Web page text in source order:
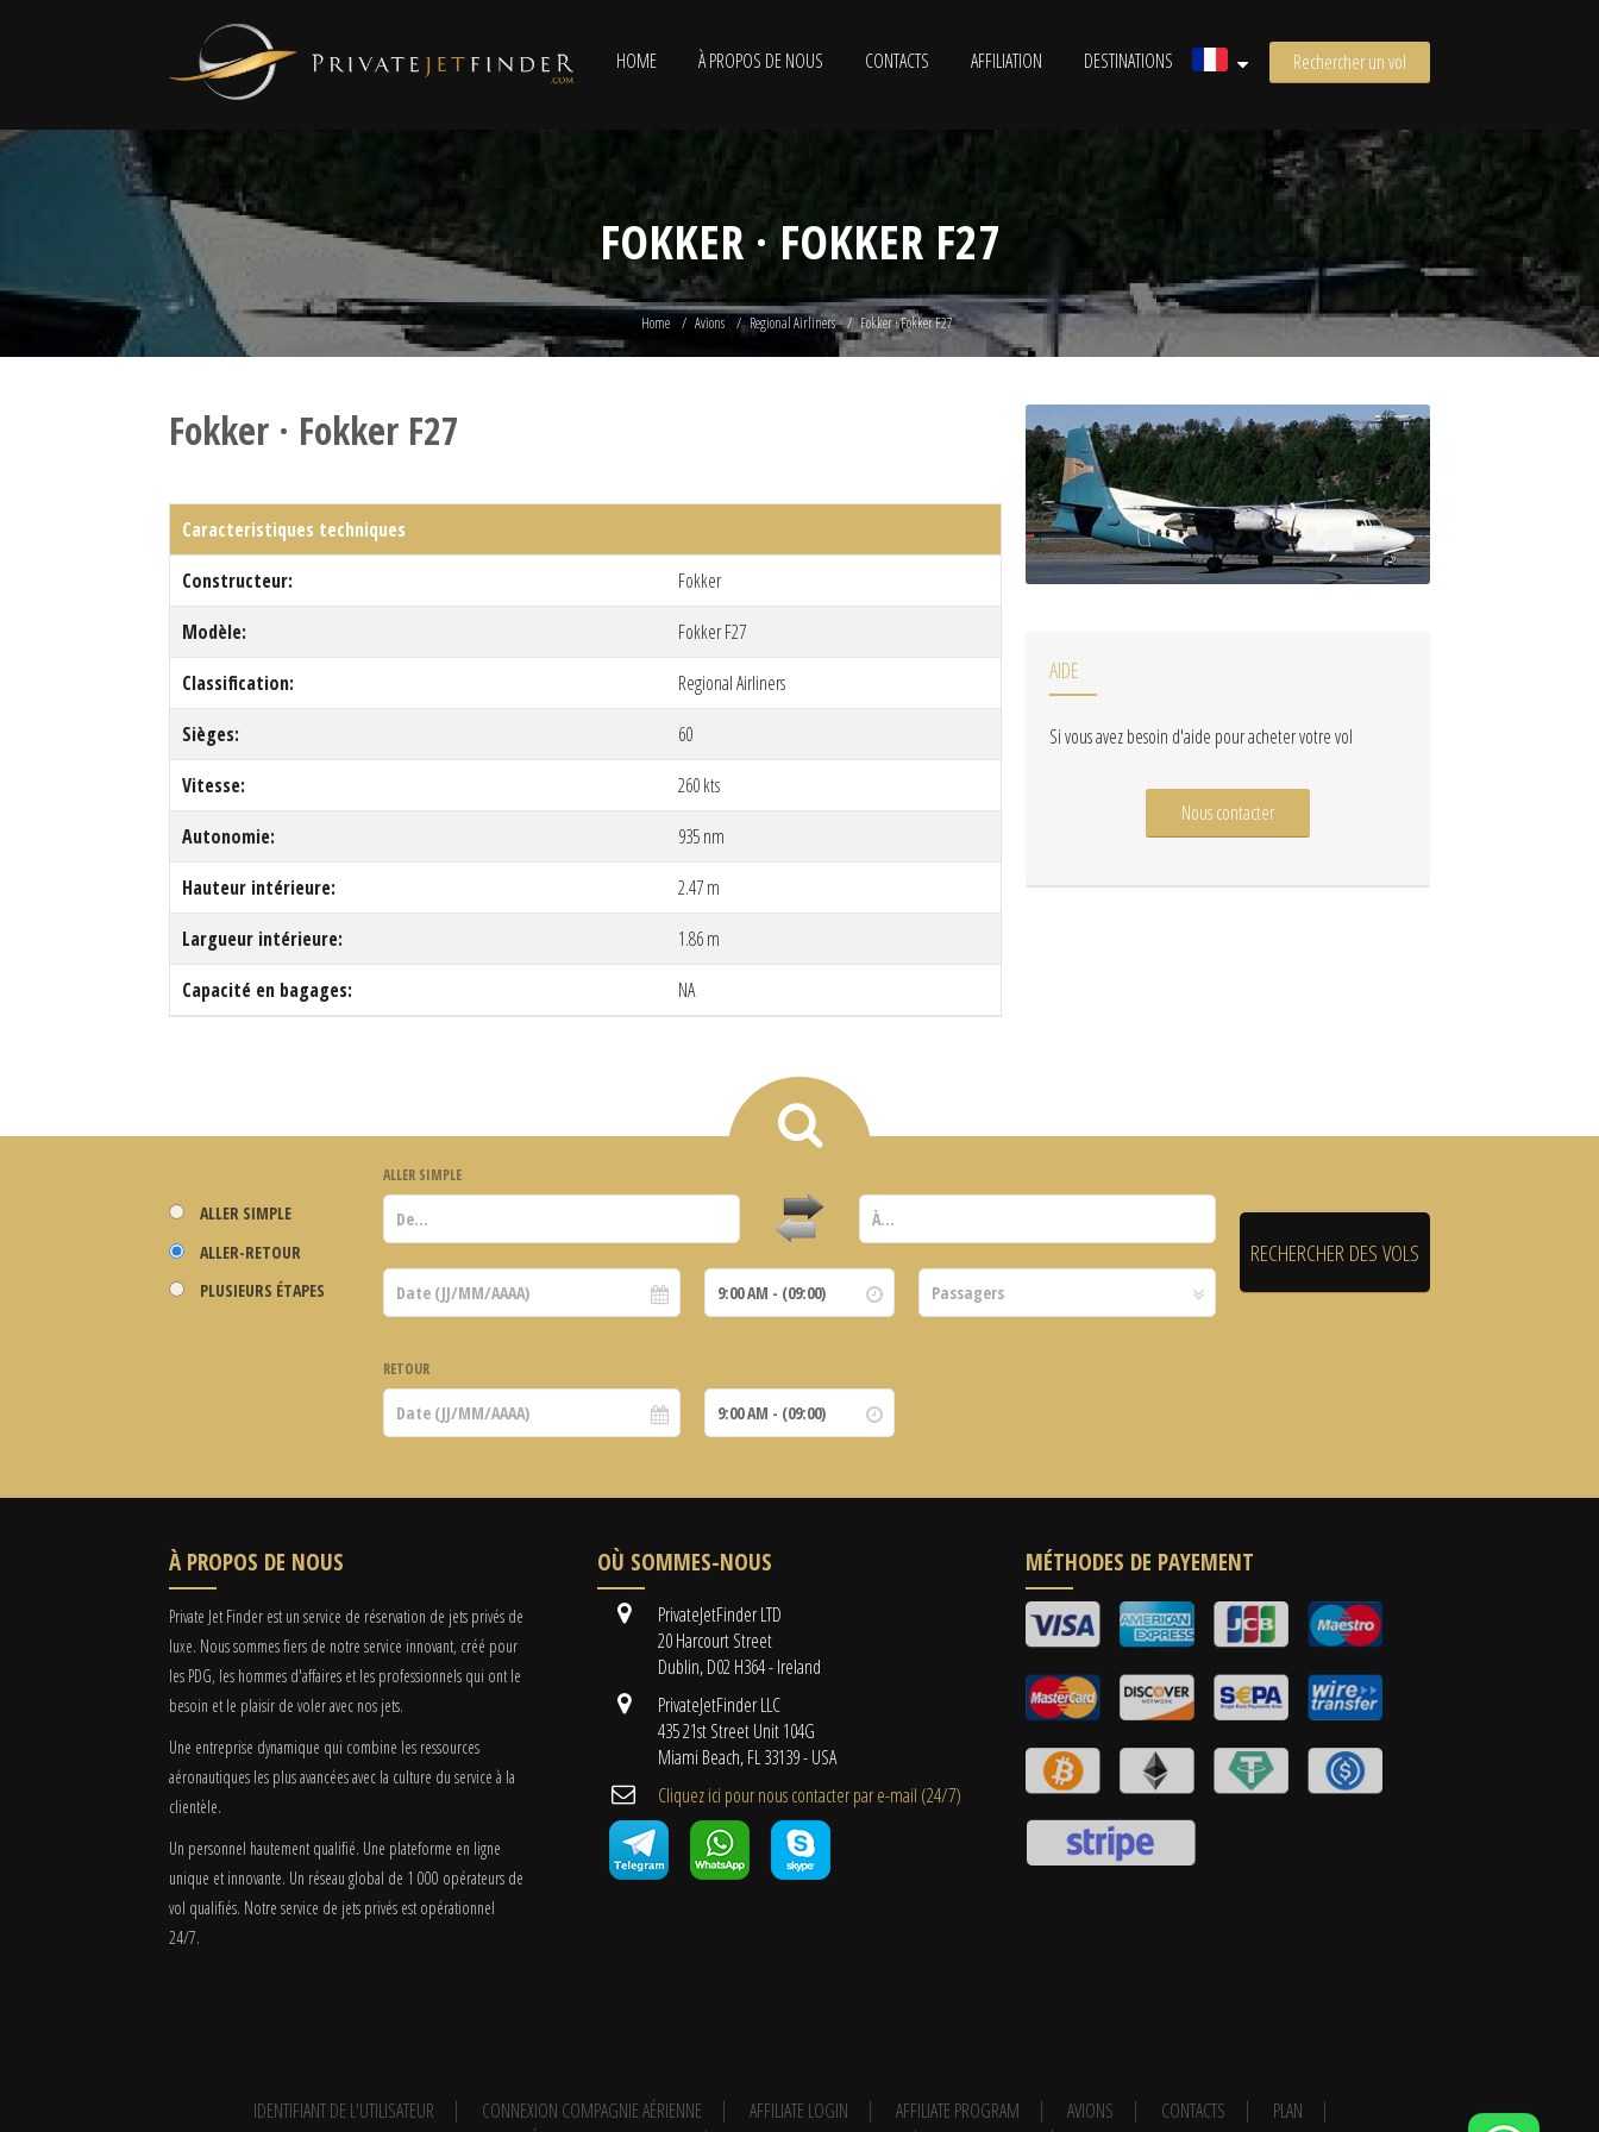
HOME À PROPOS DE NOUS CONTACTS AFFILIATION DESTINATIONS Rechercher un vol
FOKKER · FOKKER F27
Home Avions Regional Airliners Fokker · Fokker F27
Fokker · Fokker F27
Caracteristiques techniques
Constructeur:
Fokker
Modèle:
Fokker F27
Classification:
Regional Airliners
Sièges:
60
Vitesse:
260 kts
Autonomie:
935 nm
Hauteur intérieure:
2.47 m
Largueur intérieure:
1.86 m
Capacité en bagages:
NA
AIDE
Si vous avez besoin d'aide pour acheter votre vol
Nous contacter
ALLER SIMPLE
ALLER-RETOUR
PLUSIEURS ÉTAPES
ALLER SIMPLE
RETOUR
À PROPOS DE NOUS
Private Jet Finder est un service de réservation de jets privés de
luxe. Nous sommes fiers de notre service innovant, créé pour
les PDG, les hommes d'affaires et les professionnels qui ont le
besoin et le plaisir de voler avec nos jets.
Une entreprise dynamique qui combine les ressources
aéronautiques les plus avancées avec la culture du service à la
clientèle.
Un personnel hautement qualifié. Une plateforme en ligne
unique et innovante. Un réseau global de 1 000 opérateurs de
vol qualifiés. Notre service de jets privés est opérationnel
24/7.
OÙ SOMMES-NOUS
PrivateJetFinder LTD
20 Harcourt Street
Dublin, D02 H364 - Ireland
PrivateJetFinder LLC
435 21st Street Unit 104G
Miami Beach, FL 33139 - USA
Cliquez ici pour nous contacter par e-mail (24/7)
MÉTHODES DE PAYEMENT
IDENTIFIANT DE L'UTILISATEUR CONNEXION COMPAGNIE AÉRIENNE AFFILIATE LOGIN AFFILIATE PROGRAM AVIONS CONTACTS
PLAN